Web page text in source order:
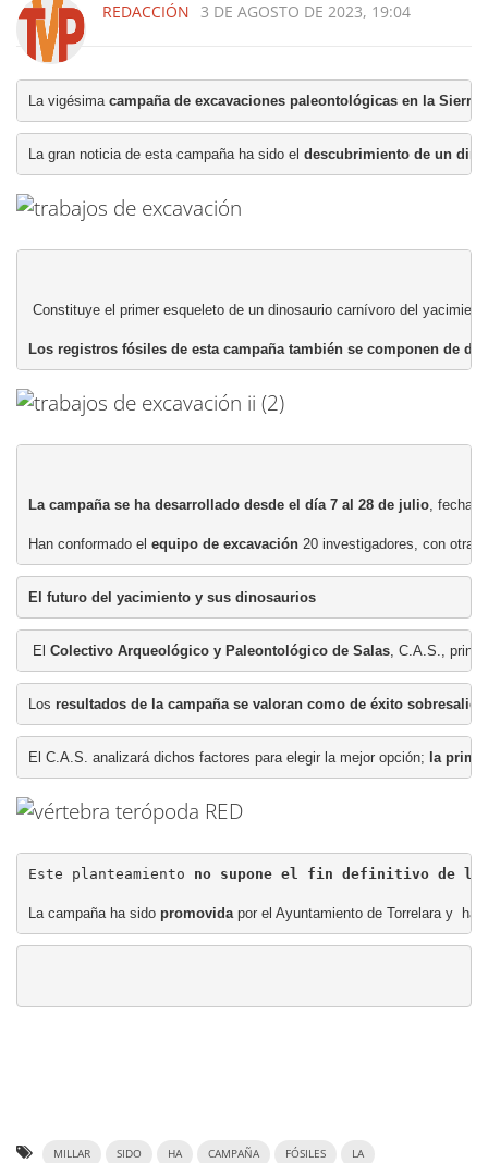
REDACCIÓN 3 DE AGOSTO DE 2023, 19:04
La vigésima campaña de excavaciones paleontológicas en la Sierra
La gran noticia de esta campaña ha sido el descubrimiento de un
Constituye el primer esqueleto de un dinosaurio carnívoro del
Los registros fósiles de esta campaña también se componen de
La campaña se ha desarrollado desde el día 7 al 28 de julio, fecha
Han conformado el equipo de excavación 20 investigadores, con
El futuro del yacimiento y sus dinosaurios
El Colectivo Arqueológico y Paleontológico de Salas, C.A.S.,
Los resultados de la campaña se valoran como de éxito
El C.A.S. analizará dichos factores para elegir la mejor opción; la
Este planteamiento no supone el fin definitivo de las
La campaña ha sido promovida por el Ayuntamiento de Torrelara y  ha
MILLAR SIDO HA CAMPAÑA FÓSILES LA